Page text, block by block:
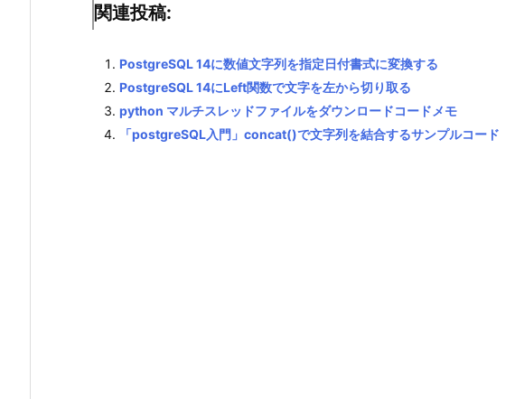
関連投稿:
PostgreSQL 14に数値文字列を指定日付書式に変換する
PostgreSQL 14にLeft関数で文字を左から切り取る
python マルチスレッドファイルをダウンロードコードメモ
「postgreSQL入門」concat()で文字列を結合するサンプルコード